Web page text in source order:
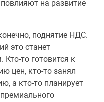
на развитие
поднятие НДС.
это станет
то готовится к
цен, кто-то занял
а кто-то планирует